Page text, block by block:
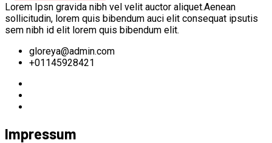
Lorem Ipsn gravida nibh vel velit auctor aliquet.Aenean
sollicitudin, lorem quis bibendum auci elit consequat ipsutis
sem nibh id elit lorem quis bibendum elit.
gloreya@admin.com
+01145928421
Impressum